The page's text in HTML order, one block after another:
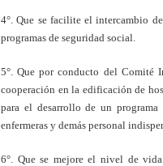
4°. Que se facilite el intercambio
programas de seguridad social.
5°. Que por conducto del Comité
cooperación en la edificación de
para el desarrollo de un programa
enfermeras y demás personal
6°. Que se mejore el nivel de